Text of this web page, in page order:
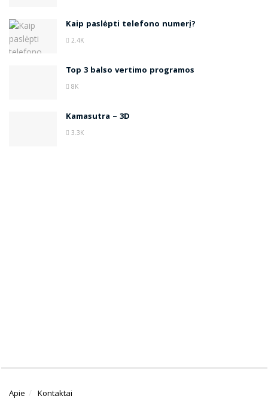
Kaip paslėpti telefono numerį?
2.4K
Top 3 balso vertimo programos
8K
Kamasutra – 3D
3.3K
Apie Kontaktai